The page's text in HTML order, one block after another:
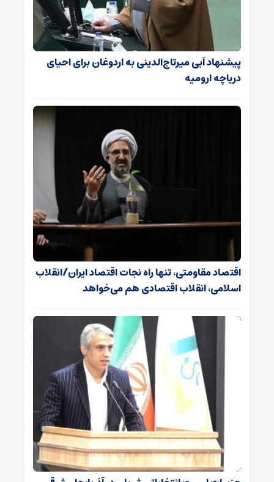
پیشنهاد آبی میرتاج‌الدینی‌ به اردوغان برای احیای
دریاچه ارومیه
اقتصاد مقاومتی، تنها راه نجات اقتصاد ایران/انقلاب
اسلامی، انقلاب اقتصادی هم می‌خواهد